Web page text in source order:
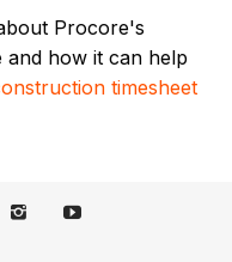
Procore's
and how it can help
timesheet